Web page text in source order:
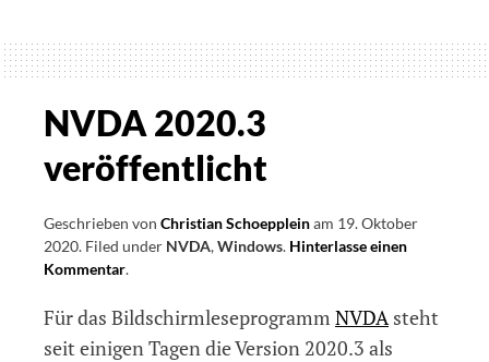
erschienen
NVDA 2020.3
veröffentlicht
Geschrieben von Christian Schoeppleinam 19. Oktober
2020. Filed under NVDA,Windows. Hinterlasse einen
Kommentaron
2020.3
veröffentlicht
.
Für das Bildschirmleseprogramm NVDA steht
seit einigen Tagen die Version 2020.3 als